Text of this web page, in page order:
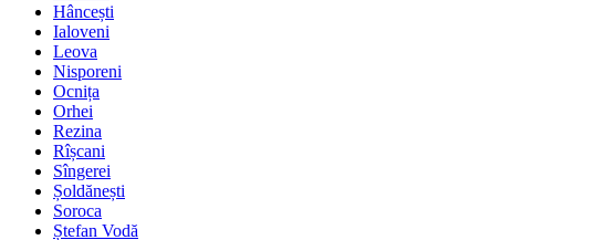
Hâncești
Ialoveni
Leova
Nisporeni
Ocnița
Orhei
Rezina
Rîșcani
Sîngerei
Șoldănești
Soroca
Ștefan Vodă